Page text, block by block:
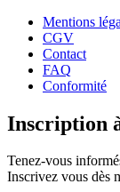
Mentions
CGV
Contact
FAQ
Conformité
Inscription
Tenez-vous
Inscrivez vous dès